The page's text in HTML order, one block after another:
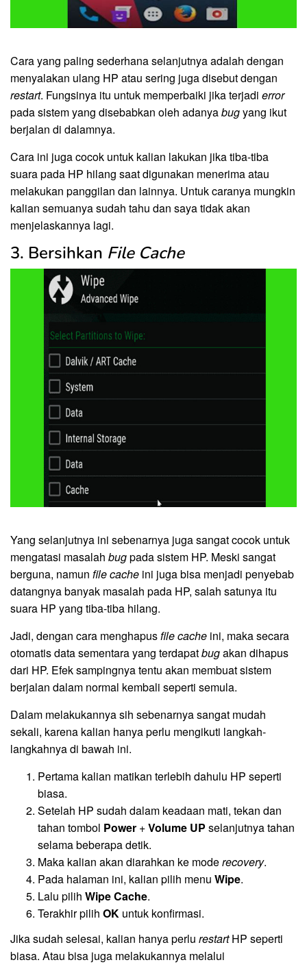
Cara yang paling sederhana selanjutnya adalah dengan
menyalakan ulang HP atau sering juga disebut dengan
restart. Fungsinya itu untuk memperbaiki jika terjadi error
pada sistem yang disebabkan oleh adanyabugyang ikut
berjalan di dalamnya.
Cara ini juga cocok untuk kalian lakukan jika tiba-tiba
suara pada HP hilang saat digunakan menerima atau
melakukan panggilan dan lainnya. Untuk caranya mungkin
kalian semuanya sudah tahu dan saya tidak akan
menjelaskannya lagi.
3. Bersihkan File Cache
Yang selanjutnya ini sebenarnya juga sangat cocok untuk
mengatasi masalah bugpada sistem HP. Meski sangat
berguna, namun file cache ini juga bisa menjadi penyebab
datangnya banyak masalah pada HP, salah satunya itu
suara HP yang tiba-tiba hilang.
Jadi, dengan cara menghapusfile cache ini, maka secara
otomatis data sementara yang terdapatbugakan dihapus
dari HP. Efek sampingnya tentu akan membuat sistem
berjalan dalam normal kembali seperti semula.
Dalam melakukannya sih sebenarnya sangat mudah
sekali, karena kalian hanya perlu mengikuti langkah-
langkahnya di bawah ini.
Pertama kalian matikan terlebih dahulu HP seperti
biasa.
Setelah HP sudah dalam keadaan mati, tekan dan
tahan tombol Power +Volume UP selanjutnya tahan
selama beberapa detik.
Maka kalian akan diarahkan ke moderecovery.
Pada halaman ini, kalian pilih menu Wipe.
Lalu pilih Wipe Cache.
Terakhir pilih OK untuk konfirmasi.
Jika sudah selesai, kalian hanya perlu restartHP seperti
biasa. Atau bisa juga melakukannya melalui